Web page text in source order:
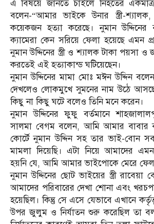
এ বিষয়ে জানতে চাইলে নিহতের
বলেন-“আমার ভাইকে উনার স্ত্রী-
কয়েকজন হত্যা করেছে। নুমান উদ্দিনের
ক্যামেরা কেন সরিয়ে ফেলা হয়েছে এমন
নুমান উদ্দিনের স্ত্রী ও শ্যালক টাকা পয়সা
করতেই এই হত্যাকান্ড ঘটিয়েছেন।
নুমান উদ্দিনের মামা মোঃ মঈন উদ্দিন
দেখলেও লোকমুখে সুমনের নাম উঠে
কিছু না কিছু ঘটে বলেও তিনি মনে করেন।
নুমান উদ্দিনের ফুফু বর্তমানে
সালমা বেগম বলেন, আমি আমার বাবার
কোর্টে নুমান উদ্দিন সহ তার ভাই-বোন
মামলা দিয়েছি। এটা নিয়ে আমাদের
হয়নি যে, আমি আমার ভাইপোকে মেরে
নুমান উদ্দিনের ছোট ভাইয়ের স্ত্রী
আমাদের পরিবারের দেখা শোনা এবং
হয়েছিল। কিন্তু সে এসে যেভাবে এখানে
উপর জুলুম ও নির্যাতন শুরু করেছিল তা